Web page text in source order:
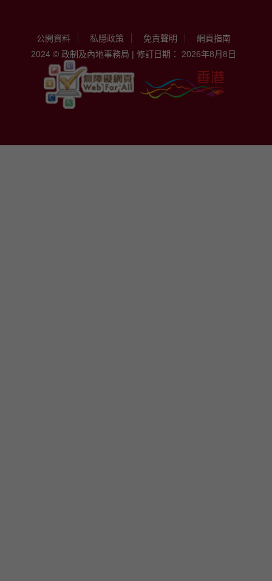
公開資料 私隱政策 免責聲明
網頁指南
2024 © 政制及內地事務局 | 修訂日期： 2026年8月8日